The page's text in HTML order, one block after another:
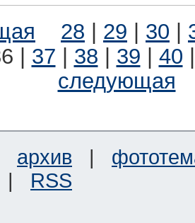
28 29 30
| 37 38 39 40
следующая
архив |
| RSS